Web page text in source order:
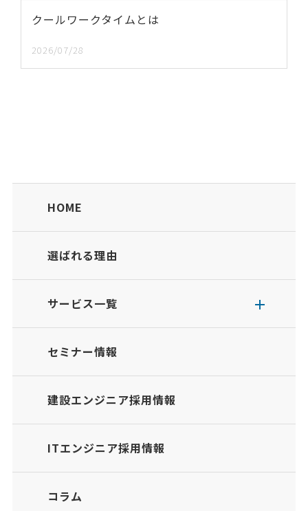
クールワークタイムとは
2026/07/28
HOME
選ばれる理由
サービス一覧
セミナー情報
建設エンジニア採用情報
ITエンジニア採用情報
コラム